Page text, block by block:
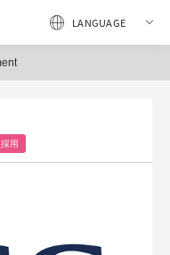
用